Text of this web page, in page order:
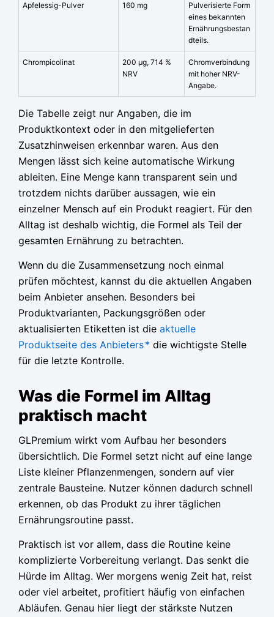
Apfelessig-Pulver 160 mg
Pulverisierte Form
eines bekannten
Ernährungsbestan
dteils.
Chrompicolinat
200 µg, 714 %
NRV
Chromverbindung
mit hoher NRV-
Angabe.
Die Tabelle zeigt nur Angaben, die im
Produktkontext oder in den mitgelieferten
Zusatzhinweisen erkennbar waren. Aus den
Mengen lässt sich keine automatische Wirkung
ableiten. Eine Menge kann transparent sein und
trotzdem nichts darüber aussagen, wie ein
einzelner Mensch auf ein Produkt reagiert. Für den
Alltag ist deshalb wichtig, die Formel als Teil der
gesamten Ernährung zu betrachten.
Wenn du die Zusammensetzung noch einmal
prüfen möchtest, kannst du die aktuellen Angaben
beim Anbieter ansehen. Besonders bei
Produktvarianten, Packungsgrößen oder
aktualisierten Etiketten ist die aktuelle
Produktseite des Anbieters* die wichtigste Stelle
für die letzte Kontrolle.
Was die Formel im Alltag
praktisch macht
GLPremium wirkt vom Aufbau her besonders
übersichtlich. Die Formel setzt nicht auf eine lange
Liste kleiner Pflanzenmengen, sondern auf vier
zentrale Bausteine. Nutzer können dadurch schnell
erkennen, ob das Produkt zu ihrer täglichen
Ernährungsroutine passt.
Praktisch ist vor allem, dass die Routine keine
komplizierte Vorbereitung verlangt. Das senkt die
Hürde im Alltag. Wer morgens wenig Zeit hat, reist
oder viel arbeitet, profitiert häufig von einfachen
Abläufen. Genau hier liegt der stärkste Nutzen